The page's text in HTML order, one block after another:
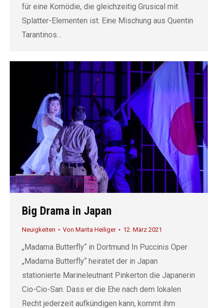
für eine Komödie, die gleichzeitig Grusical mit
Splatter-Elementen ist. Eine Mischung aus Quentin
Tarantinos…
Big Drama in Japan
Neuigkeiten Von Marita Heiliger 12. März 2021
„Madama Butterfly“ in Dortmund In Puccinis Oper
„Madama Butterfly“ heiratet der in Japan
stationierte Marineleutnant Pinkerton die Japanerin
Cio-Cio-San. Dass er die Ehe nach dem lokalen
Recht jederzeit aufkündigen kann, kommt ihm